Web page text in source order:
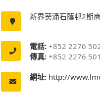
新界葵涌石蔭邨2期
電話: +852 2276
傳真: +852 2276
網址: http://